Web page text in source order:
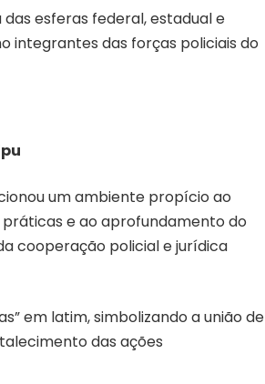
esferas federal, estadual e
integrantes das forças policiais do
um ambiente propício ao
e ao aprofundamento do
cooperação policial e jurídica
em latim, simbolizando a união de
das ações